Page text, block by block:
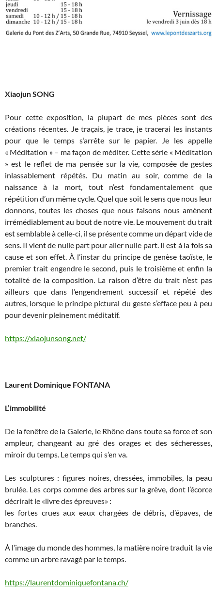
Xiaojun SONG
Pour cette exposition, la plupart de mes pièces sont des
créations récentes. Je traçais, je trace, je tracerai les instants
pour que le temps s’arrête sur le papier. Je les appelle
« Méditation » – ma façon de méditer. Cette série « Méditation
» est le reflet de ma pensée sur la vie, composée de gestes
inlassablement répétés. Du matin au soir, comme de la
naissance à la mort, tout n’est fondamentalement que
répétition d’un même cycle. Quel que soit le sens que nous leur
donnons, toutes les choses que nous faisons nous amènent
irrémédiablement au bout de notre vie. Le mouvement du trait
est semblable à celle-ci, il se présente comme un départ vide de
sens. Il vient de nulle part pour aller nulle part. Il est à la fois sa
cause et son effet. À l’instar du principe de genèse taoïste, le
premier trait engendre le second, puis le troisième et enfin la
totalité de la composition. La raison d’être du trait n’est pas
ailleurs que dans l’engendrement successif et répété des
autres, lorsque le principe pictural du geste s’efface peu à peu
pour devenir pleinement méditatif.
https://xiaojunsong.net/
Laurent Dominique FONTANA
L’immobilité
De la fenêtre de la Galerie, le Rhône dans toute sa force et son
ampleur, changeant au gré des orages et des sécheresses,
miroir du temps. Le temps qui s’en va.
Les sculptures : figures noires, dressées, immobiles, la peau
brulée. Les corps comme des arbres sur la grève, dont l’écorce
décrirait le «livre des épreuves» :
les fortes crues aux eaux chargées de débris, d’épaves, de
branches.
À l’image du monde des hommes, la matière noire traduit la vie
comme un arbre ravagé par le temps.
https://laurentdominiquefontana.ch/